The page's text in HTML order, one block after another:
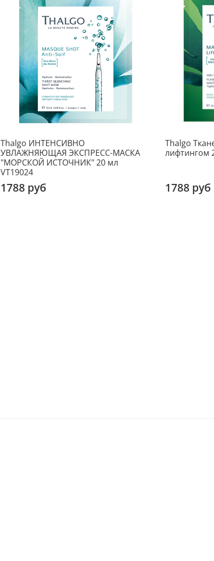
Thalgo ИНТЕНСИВНО
УВЛАЖНЯЮЩАЯ ЭКСПРЕСС-МАСКА
"МОРСКОЙ ИСТОЧНИК" 20 мл
VT19024
1788 руб
Thalgo
лифтингом
1788 руб